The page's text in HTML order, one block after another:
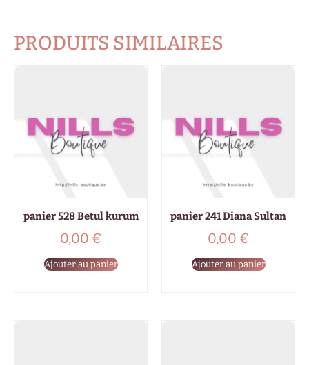
PRODUITS SIMILAIRES
panier 528 Betul kurum
0,00 €
Ajouter au panier
panier 241 Diana Sultan
0,00 €
Ajouter au panier